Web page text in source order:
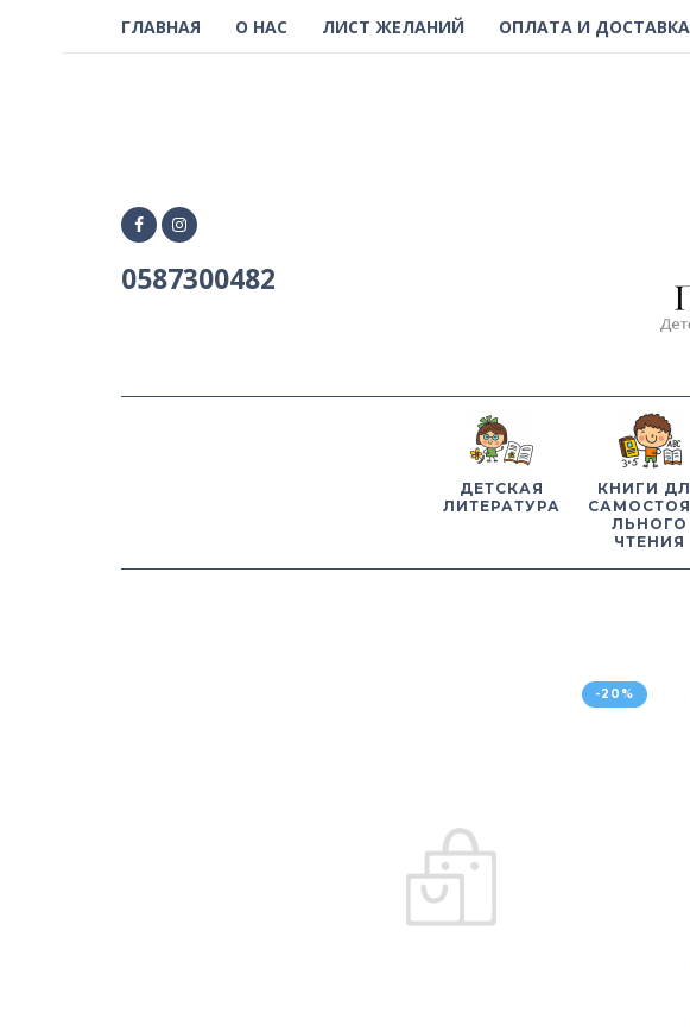
ГЛАВНАЯ О НАС ЛИСТ ЖЕЛАНИЙ ОПЛАТА И ДОСТАВКА
0587300482
ДЕТСКАЯ
ЛИТЕРАТУРА
КНИГИ
ЛЬНОГО
ЧТЕНИЯ
-20%